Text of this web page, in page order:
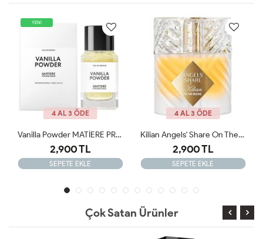
4 AL 3 ÖDE
2,900 TL
SEPETE EKLE
4 AL 3 ÖDE
2,499 TL
SEPETE EKLE
Çok Satan Ürünler